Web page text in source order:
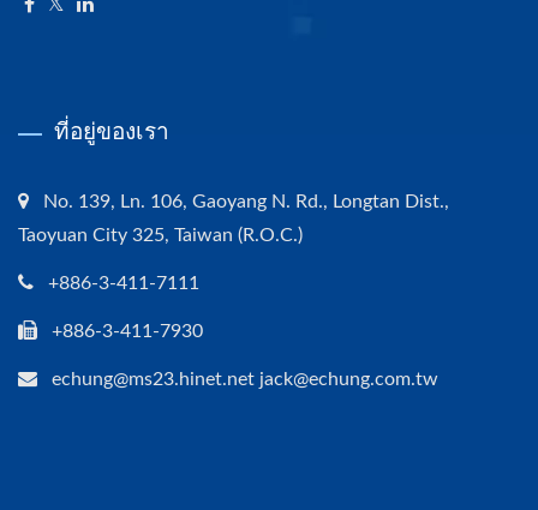
ที่อยู่ของเรา
No. 139, Ln. 106, Gaoyang N. Rd., Longtan Dist.,
Taoyuan City 325, Taiwan (R.O.C.)
+886-3-411-7111
+886-3-411-7930
echung@ms23.hinet.net jack@echung.com.tw